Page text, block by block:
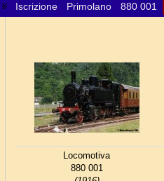
Iscrizione Primolano 880 001
Locomotiva
880 001